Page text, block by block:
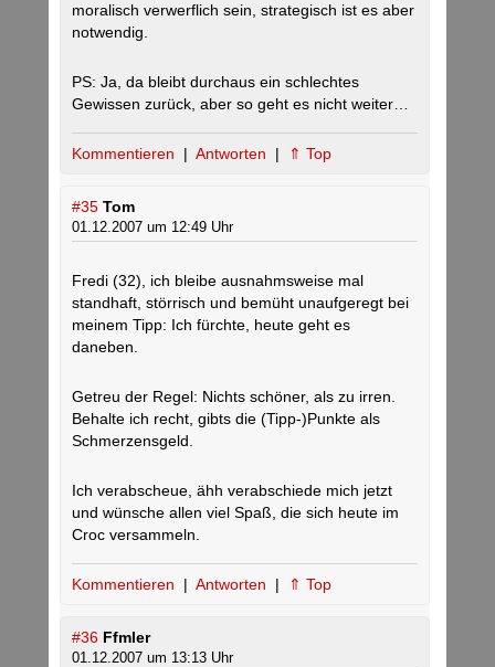
moralisch verwerflich sein, strategisch ist es aber
notwendig.
PS: Ja, da bleibt durchaus ein schlechtes
Gewissen zurück, aber so geht es nicht weiter…
Kommentieren | Antworten | ⇑ Top
#35 Tom
01.12.2007 um 12:49 Uhr
Fredi (32), ich bleibe ausnahmsweise mal
standhaft, störrisch und bemüht unaufgeregt bei
meinem Tipp: Ich fürchte, heute geht es
daneben.
Getreu der Regel: Nichts schöner, als zu irren.
Behalte ich recht, gibts die (Tipp-)Punkte als
Schmerzensgeld.
Ich verabscheue, ähh verabschiede mich jetzt
und wünsche allen viel Spaß, die sich heute im
Croc versammeln.
Kommentieren | Antworten | ⇑ Top
#36 Ffmler
01.12.2007 um 13:13 Uhr